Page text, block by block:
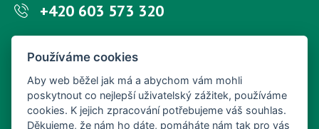
+420 603 573 320
petr.sonsky@centrum.cz
Používáme cookies
Aby web běžel jak má a abychom vám mohli
poskytnout co nejlepší uživatelský zážitek, používáme
cookies. K jejich zpracování potřebujeme váš souhlas.
Děkujeme, že nám ho dáte, pomáháte nám tak pro vás